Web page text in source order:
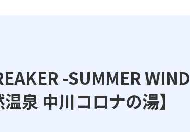
-SUMMER WIND
泉 中川コロナの湯】